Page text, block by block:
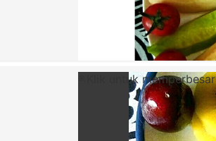
Klik untuk memperbesar